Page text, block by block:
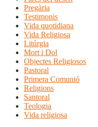
Pregària
Testimonis
Vida quotidiana
Vida Religiosa
Litúrgia
Mort i Dol
Objectes Religiosos
Pastoral
Primera Comunió
Religions
Santoral
Teologia
Vida religiosa